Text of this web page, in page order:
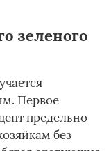
зеленого
Первое
предельно
без